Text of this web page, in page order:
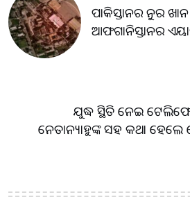
ପାକିସ୍ତାନର ନୁର
ଆଫଗାନିସ୍ତାନର
ଯୁଦ୍ଧ ସ୍ଥିତି ନେଇ
ନେତାନ୍ୟାହୁଙ୍କ ସହ କଥା ହେଲେ